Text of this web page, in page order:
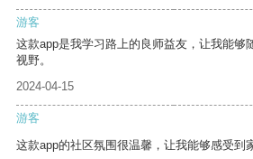
游客
这款app是我学习路上的良师益友，让我能够
视野。
2024-04-15
游客
这款app的社区氛围很温馨，让我能够感受到